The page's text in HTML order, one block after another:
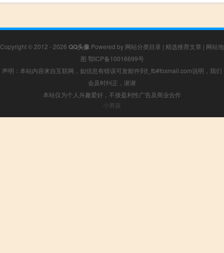
Copyright © 2012 - 2026 QQ头像 Powered by 网站分类目录 | 精选推荐文章 | 网站地
图 鄂ICP备10016699号
声明：本站内容来自互联网，如信息有错误可发邮件到f_fb#foxmail.com说明，我们
会及时纠正，谢谢
本站仅为个人兴趣爱好，不接盈利性广告及商业合作
小男孩